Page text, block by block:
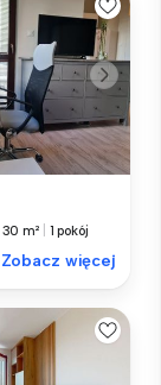
30 m² 1 pokój
Zobacz więcej